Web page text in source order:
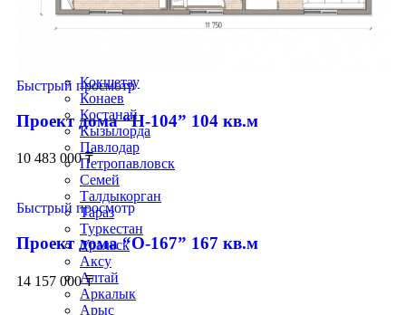
Актобе
Кокшетау
Конаев
Костанай
Кызылорда
Павлодар
Петропавловск
Семей
Талдыкорган
Тараз
Туркестан
Уральск
Аксу
Алтай
Аркалык
Арыс
Быстрый просмотр
Проект дома “Н-104” 104 кв.м
10 483 000₸
Быстрый просмотр
Проект дома “О-167” 167 кв.м
14 157 000₸